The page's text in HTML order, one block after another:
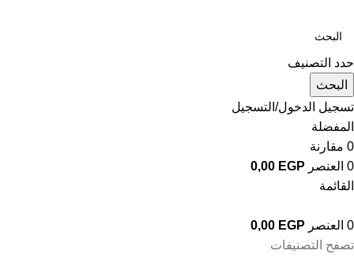
حدد التصنيف
البحث
تسجيل الدخول/التسجيل
المفضلة
0 مقارنة
0 العنصر 0,00 EGP
القائمة
0 العنصر 0,00 EGP
تصفح التصنيفات